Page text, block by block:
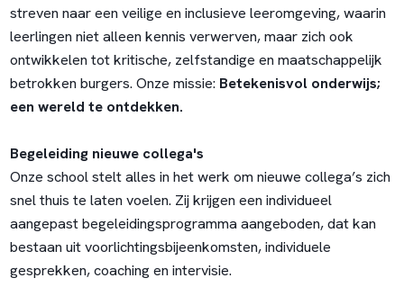
streven naar een veilige en inclusieve leeromgeving, waarin
leerlingen niet alleen kennis verwerven, maar zich ook
ontwikkelen tot kritische, zelfstandige en maatschappelijk
betrokken burgers. Onze missie: Betekenisvol onderwijs;
een wereld te ontdekken.
Begeleiding nieuwe collega's
Onze school stelt alles in het werk om nieuwe collega’s zich
snel thuis te laten voelen. Zij krijgen een individueel
aangepast begeleidingsprogramma aangeboden, dat kan
bestaan uit voorlichtingsbijeenkomsten, individuele
gesprekken, coaching en intervisie.